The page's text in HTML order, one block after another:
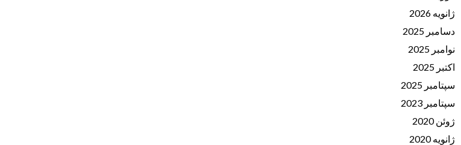
ژانویه 2026
دسامبر 2025
نوامبر 2025
اکتبر 2025
سپتامبر 2025
سپتامبر 2023
ژوئن 2020
ژانویه 2020